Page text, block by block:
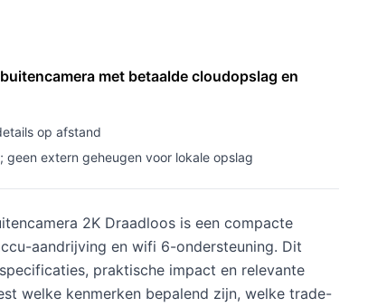
met betaalde cloudopslag en
op afstand
extern geheugen voor lokale opslag
2K Draadloos is een compacte
aandrijving en wifi 6-ondersteuning. Dit
praktische impact en relevante
welke kenmerken bepalend zijn, welke trade-